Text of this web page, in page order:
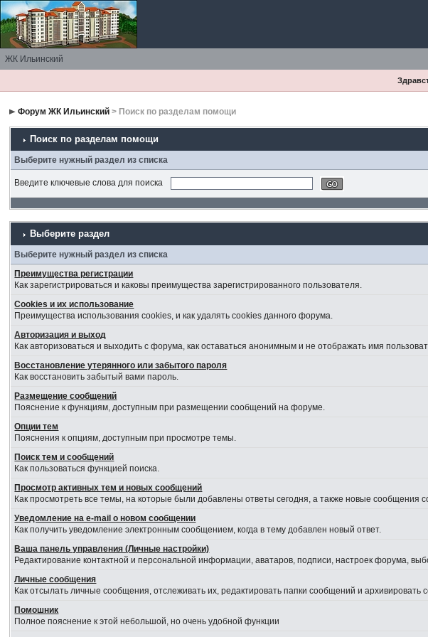
ЖК Ильинский
Форум ЖК Ильинский > Поиск по разделам помощи
Поиск по разделам помощи
Выберите нужный раздел из списка
Введите ключевые слова для поиска
Выберите раздел
Выберите нужный раздел из списка
Преимущества регистрации
Как зарегистрироваться и каковы преимущества зарегистрированного пользователя.
Cookies и их использование
Преимущества использования cookies, и как удалять cookies данного форума.
Авторизация и выход
Как авторизоваться и выходить с форума, как оставаться анонимным и не отображать имя
Восстановление утерянного или забытого пароля
Как восстановить забытый вами пароль.
Размещение сообщений
Пояснение к функциям, доступным при размещении сообщений на форуме.
Опции тем
Пояснения к опциям, доступным при просмотре темы.
Поиск тем и сообщений
Как пользоваться функцией поиска.
Просмотр активных тем и новых сообщений
Как просмотреть все темы, на которые были добавлены ответы сегодня, а также новые сообщения
Уведомление на е-mail о новом сообщении
Как получить уведомление электронным сообщением, когда в тему добавлен новый ответ.
Ваша панель управления (Личные настройки)
Редактирование контактной и персональной информации, аватаров, подписи, настроек форума,
Личные сообщения
Как отсылать личные сообщения, отслеживать их, редактировать папки сообщений и архивировать
Помошник
Полное пояснение к этой небольшой, но очень удобной функции